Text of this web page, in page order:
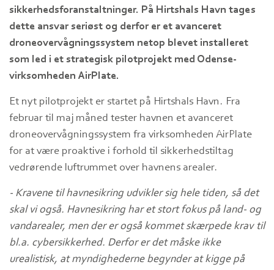
sikkerhedsforanstaltninger. På Hirtshals Havn tages
dette ansvar seriøst og derfor er et avanceret
droneovervågningssystem netop blevet installeret
som led i et strategisk pilotprojekt med Odense-
virksomheden AirPlate.
Et nyt pilotprojekt er startet på Hirtshals Havn. Fra
februar til maj måned tester havnen et avanceret
droneovervågningssystem fra virksomheden AirPlate
for at være proaktive i forhold til sikkerhedstiltag
vedrørende luftrummet over havnens arealer.
- Kravene til havnesikring udvikler sig hele tiden, så det
skal vi også. Havnesikring har et stort fokus på land- og
vandarealer, men der er også kommet skærpede krav til
bl.a. cybersikkerhed. Derfor er det måske ikke
urealistisk, at myndighederne begynder at kigge på